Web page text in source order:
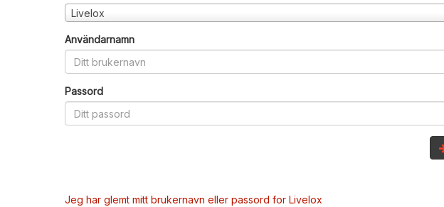
Livelox
Användarnamn
Passord
Jeg har glemt mitt brukernavn eller passord for Livelox